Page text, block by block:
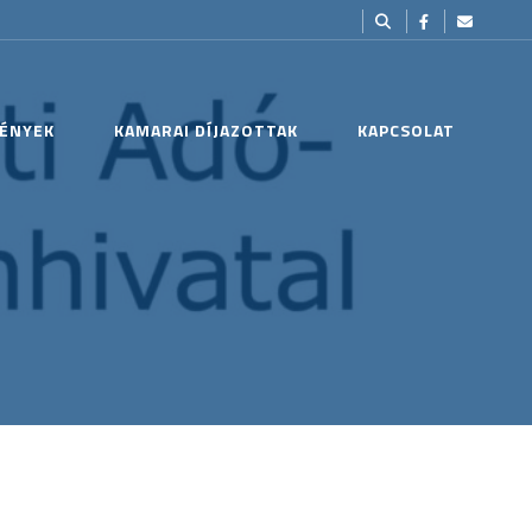
KAMARAI DÍJAZOTTAK KAPCSOLAT